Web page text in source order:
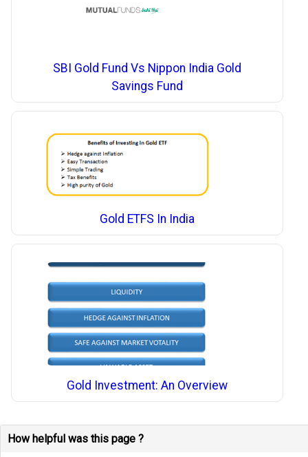
SBI Gold Fund Vs Nippon India Gold
Savings Fund
Gold ETFS In India
Gold Investment: An Overview
How helpful was this page ?